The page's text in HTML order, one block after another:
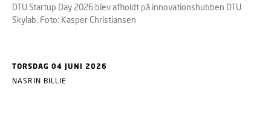
DTU Startup Day 2026 blev afholdt på innovationshubben DTU
Skylab. Foto: Kasper Christiansen
TORSDAG 04 JUNI 2026
NASRIN BILLIE